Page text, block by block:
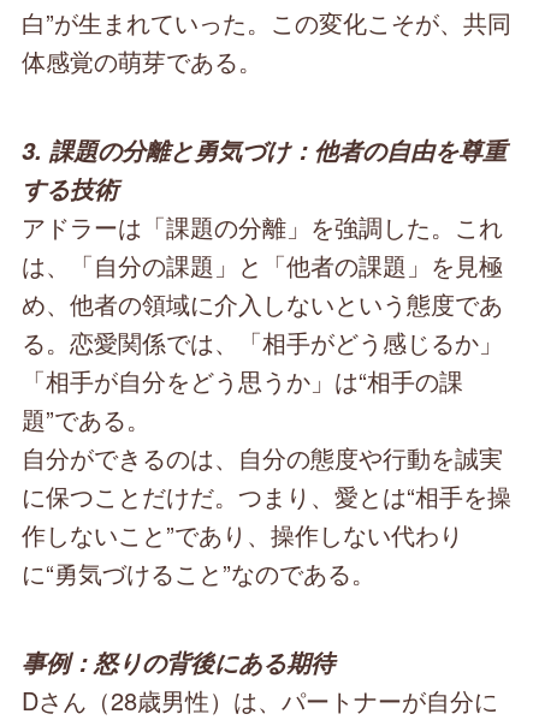
白”が生まれていった。この変化こそが、共同
体感覚の萌芽である。
3. 課題の分離と勇気づけ：他者の自由を尊重
する技術
アドラーは「課題の分離」を強調した。これ
は、「自分の課題」と「他者の課題」を見極
め、他者の領域に介入しないという態度であ
る。恋愛関係では、「相手がどう感じるか」
「相手が自分をどう思うか」は“相手の課
題”である。
自分ができるのは、自分の態度や行動を誠実
に保つことだけだ。つまり、愛とは“相手を操
作しないこと”であり、操作しない代わり
に“勇気づけること”なのである。
事例：怒りの背後にある期待
Dさん（28歳男性）は、パートナーが自分に